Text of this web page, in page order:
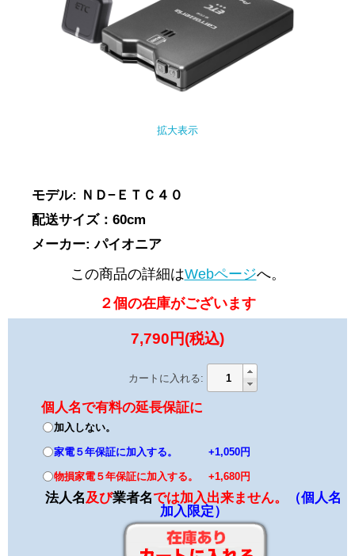
拡大表示
モデル: ＮＤ−ＥＴＣ４０
配送サイズ：60cm
メーカー: パイオニア
この商品の詳細はWebページへ。
２個の在庫がございます
7,790円(税込)
カートに入れる:
個人名で有料の延長保証に
加入しない。
家電５年保証に加入する。 +1,050円
物損家電５年保証に加入する。 +1,680円
法人名及び業者名では加入出来ません。
（個人名
加入限定）